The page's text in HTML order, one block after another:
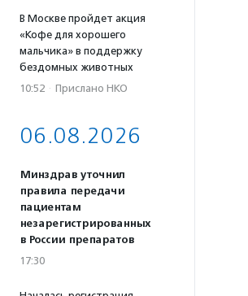
В Москве пройдет акция
«Кофе для хорошего
мальчика» в поддержку
бездомных животных
10:52 · Прислано НКО
06.08.2026
Минздрав уточнил
правила передачи
пациентам
незарегистрированных
в России препаратов
17:30